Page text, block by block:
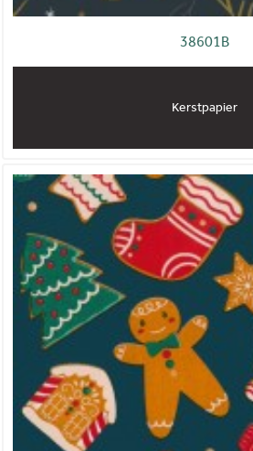
38601B
Kerstpapier